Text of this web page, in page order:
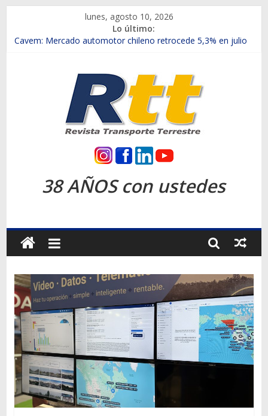
contenido
lunes, agosto 10, 2026
Lo último:
Chile es el primer mercado internacional en lanzar la nueva
Salfa suma vehículos electrificados de Chevrolet en el Biobío
Samex amplía su red con nuevas sucursales en Rancagua y
SINOTRUK Pick-ups presentó la recién estrenada Bolden en
la Expo Compras Públicas 2026
Revista
Transporte
Terrestre
Autos,
camiones,
motos,
información
del
mundo
del
transporte
38 AÑOS con ustedes